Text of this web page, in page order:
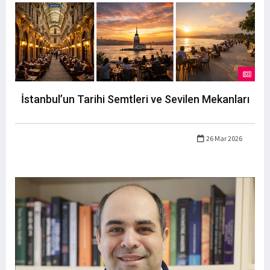
İstanbul’un Tarihi Semtleri ve Sevilen Mekanları
26 Mar 2026